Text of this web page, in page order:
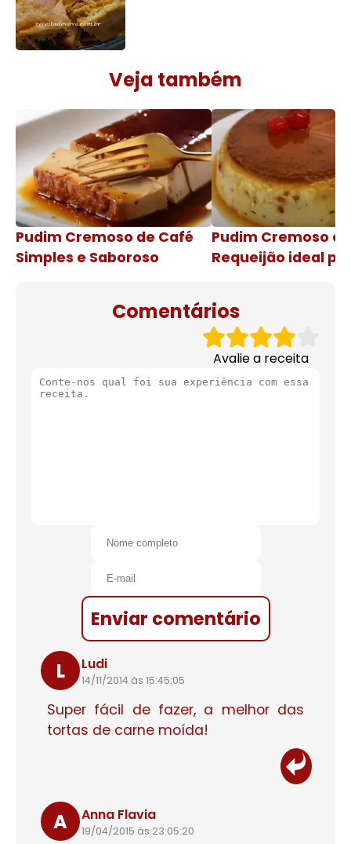
Veja também
Pudim Cremoso de Café
Simples e Saboroso
Pudim Cremoso
Requeijão ideal
Comentários
Avalie a receita
Enviar comentário
L Ludi
14/11/2014 às 15:45:05
Super fácil de fazer, a melhor das
tortas de carne moída!
A Anna Flavia
19/04/2015 às 23:05:20